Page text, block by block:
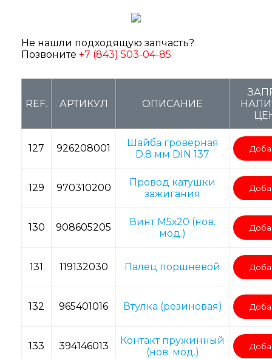
Не нашли подходящую запчасть?
Позвоните +7 (843) 503-04-85
REF. АРТИКУЛ ОПИСАНИЕ
127 926208001
Шайба гроверная
D.8 мм DIN 137
129 970310200
Провод катушки
зажигания
130 908605205
Винт M5х20 (нов.
мод.)
131 119132030 Палец поршневой
132 965401016 Втулка (резиновая)
133 394146013
Контакт пружинный
(нов. мод.)